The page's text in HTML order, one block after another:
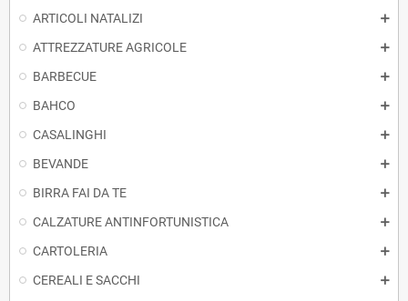
ARTICOLI NATALIZI
ATTREZZATURE AGRICOLE
BARBECUE
BAHCO
CASALINGHI
BEVANDE
BIRRA FAI DA TE
CALZATURE ANTINFORTUNISTICA
CARTOLERIA
CEREALI E SACCHI